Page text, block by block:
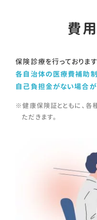
費
保険診療を行っております
各自治体の医療費補助制
自己負担金がない場合が
健康保険証とともに、各
ただきます。